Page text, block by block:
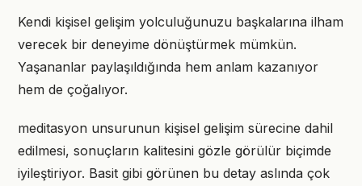
Kendi kişisel gelişim yolculuğunuzu başkalarına ilham
verecek bir deneyime dönüştürmek mümkün.
Yaşananlar paylaşıldığında hem anlam kazanıyor
hem de çoğalıyor.
meditasyon unsurunun kişisel gelişim sürecine dahil
edilmesi, sonuçların kalitesini gözle görülür biçimde
iyileştiriyor. Basit gibi görünen bu detay aslında çok